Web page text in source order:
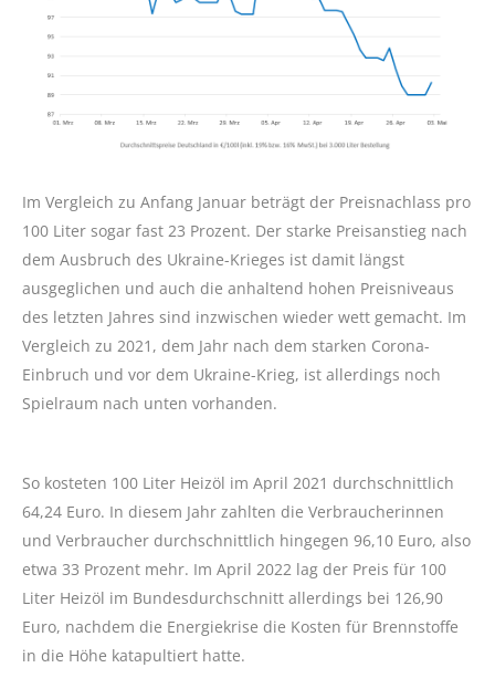
Im Vergleich zu Anfang Januar beträgt der Preisnachlass pro
100 Liter sogar fast 23 Prozent. Der starke Preisanstieg nach
dem Ausbruch des Ukraine-Krieges ist damit längst
ausgeglichen und auch die anhaltend hohen Preisniveaus
des letzten Jahres sind inzwischen wieder wett gemacht. Im
Vergleich zu 2021, dem Jahr nach dem starken Corona-
Einbruch und vor dem Ukraine-Krieg, ist allerdings noch
Spielraum nach unten vorhanden.
So kosteten 100 Liter Heizöl im April 2021 durchschnittlich
64,24 Euro. In diesem Jahr zahlten die Verbraucherinnen
und Verbraucher durchschnittlich hingegen 96,10 Euro, also
etwa 33 Prozent mehr. Im April 2022 lag der Preis für 100
Liter Heizöl im Bundesdurchschnitt allerdings bei 126,90
Euro, nachdem die Energiekrise die Kosten für Brennstoffe
in die Höhe katapultiert hatte.